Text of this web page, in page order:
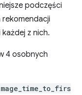
podczęści
z nich.
4 osobnych